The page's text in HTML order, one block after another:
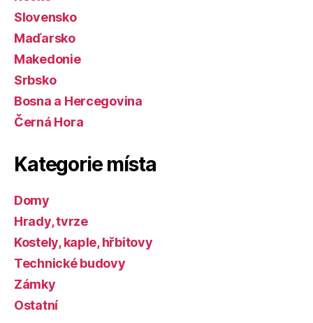
Slovensko
Maďarsko
Makedonie
Srbsko
Bosna a Hercegovina
Černá Hora
Kategorie místa
Domy
Hrady, tvrze
Kostely, kaple, hřbitovy
Technické budovy
Zámky
Ostatní